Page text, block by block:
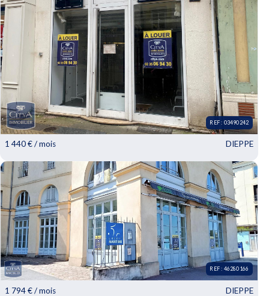
À LOUER : Local commercial de 28 m² idéalement situé à Dieppe,
dans le code postal 76200. Ce bien...
REF : 03490242
REF : 03490242 - DIEPPE
Idéalement situé dans la rue commerçante de Dieppe, local
commercial comprenant : boutique sur...
1 440 € / mois DIEPPE
REF : 46280166
1 794 € / mois DIEPPE